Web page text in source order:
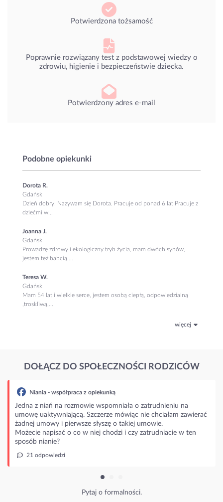
Potwierdzona tożsamość
Poprawnie rozwiązany test z podstawowej wiedzy o
zdrowiu, higienie i bezpieczeństwie dziecka.
Potwierdzony adres e-mail
Podobne opiekunki
Dorota R.
Gdańsk
Dzień dobry. Nazywam się Dorota. Pracuje od ponad 6 lat Pracuje z
dziećmi w...
Joanna J.
Gdańsk
Prowadzę zdrowy i ekologiczny tryb życia, mam dwóch synów,
jestem też babcią....
Teresa W.
Gdańsk
Mam 54 lat i wielkie serce, jestem osobą ciepłą, odpowiedzialną
,troskliwą,...
więcej
DOŁĄCZ DO SPOŁECZNOŚCI RODZICÓW
- współpraca z opiekunką
na rozmowie wspomniała o zatrudnieniu na
Szczerze mówiąc nie chciałam zawierać
i pierwsze słyszę o takiej umowie.
napisać o co w niej chodzi i czy zatrudniacie w ten
Pytaj o formalności.